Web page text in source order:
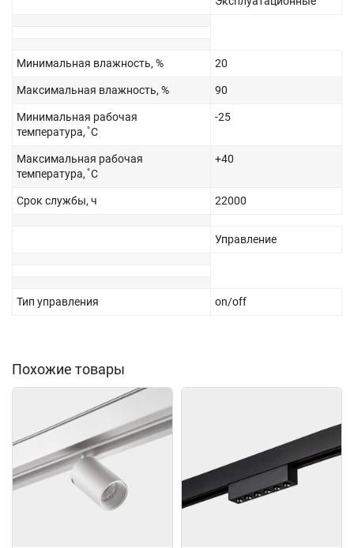
Минимальная влажность, % 20
Максимальная влажность, % 90
Минимальная рабочая
температура, ̊ С
-25
Максимальная рабочая
температура, ̊ С
+40
Срок службы, ч 22000
Управление
Тип управления on/off
Похожие товары